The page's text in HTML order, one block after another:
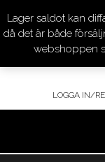
LOGGA IN/
Lager saldot kan
då det är både
webshoppen